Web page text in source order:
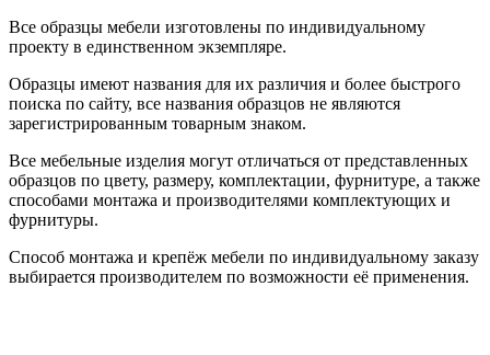
Все образцы мебели изготовлены по индивидуальному
проекту в единственном экземпляре.
Образцы имеют названия для их различия и более быстрого
поиска по сайту, все названия образцов не являются
зарегистрированным товарным знаком.
Все мебельные изделия могут отличаться от представленных
образцов по цвету, размеру, комплектации, фурнитуре, а также
способами монтажа и производителями комплектующих и
фурнитуры.
Способ монтажа и крепёж мебели по индивидуальному заказу
выбирается производителем по возможности её применения.